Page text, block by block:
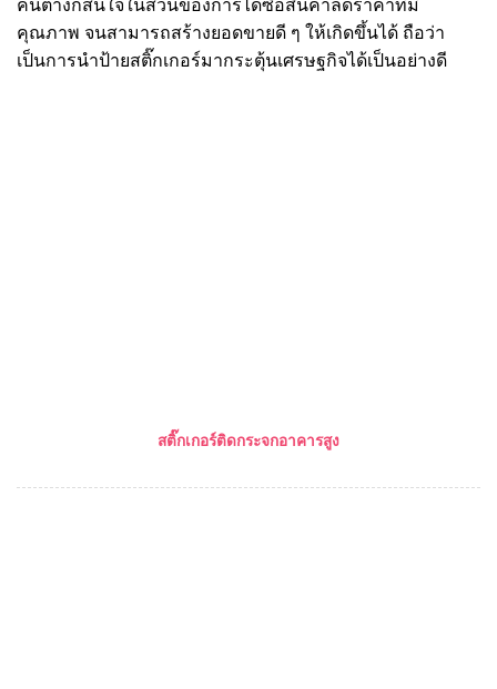
คนต่างก็สนใจในส่วนของการได้ซื้อสินค้าลดราคาที่มี
คุณภาพ จนสามารถสร้างยอดขายดี ๆ ให้เกิดขึ้นได้ ถือว่า
เป็นการนำป้ายสติ๊กเกอร์มากระตุ้นเศรษฐกิจได้เป็นอย่างดี
สติ๊กเกอร์ติดกระจกอาคารสูง